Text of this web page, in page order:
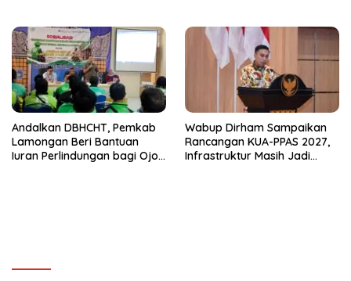
Andalkan DBHCHT, Pemkab
Lamongan Beri Bantuan
Iuran Perlindungan bagi Ojol
Wabup Dirham Sampaikan
Rancangan KUA-PPAS 2027,
Infrastruktur Masih Jadi